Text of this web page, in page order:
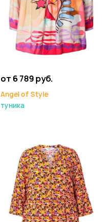
от 6 789 руб.
Angel of Style
туника